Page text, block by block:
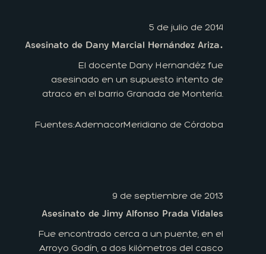
5 de julio de 2014
Asesinato de Dany Marcial Hernández Ariza.
El docente Dany Hernandéz fue
asesinado en un supuesto intento de
atraco en el barrio Granada de Montería.
Fuentes:AdemacorMeridiano de Córdoba
9 de septiembre de 2013
Asesinato de Jimy Alfonso Prada Vidales
Fue encontrado cerca a un puente, en el
Arroyo Godín, a dos kilómetros del casco